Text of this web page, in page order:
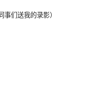
们送我的录影）